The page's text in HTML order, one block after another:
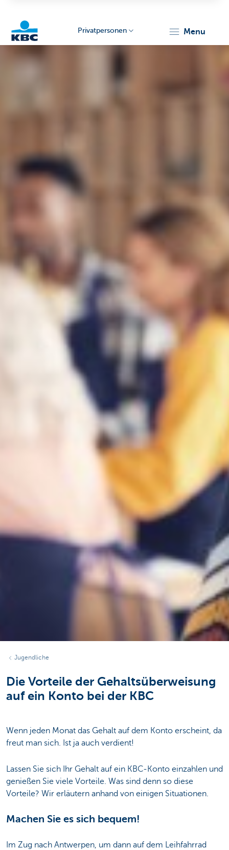
Privatpersonen menu
Jugendliche
Die Vorteile der Gehaltsüberweisung
auf ein Konto bei der KBC
Wenn jeden Monat das Gehalt auf dem Konto erscheint, da
freut man sich. Ist ja auch verdient!
Lassen Sie sich Ihr Gehalt auf ein KBC-Konto einzahlen und
genießen Sie viele Vorteile. Was sind denn so diese
Vorteile? Wir erläutern anhand von einigen Situationen.
Machen Sie es sich bequem!
Im Zug nach Antwerpen, um dann auf dem Leihfahrrad